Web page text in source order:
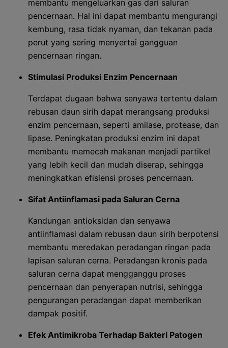
membantu mengeluarkan gas dari saluran
pencernaan. Hal ini dapat membantu mengurangi
kembung, rasa tidak nyaman, dan tekanan pada
perut yang sering menyertai gangguan
pencernaan ringan.
Stimulasi Produksi Enzim Pencernaan
Terdapat dugaan bahwa senyawa tertentu dalam
rebusan daun sirih dapat merangsang produksi
enzim pencernaan, seperti amilase, protease, dan
lipase. Peningkatan produksi enzim ini dapat
membantu memecah makanan menjadi partikel
yang lebih kecil dan mudah diserap, sehingga
meningkatkan efisiensi proses pencernaan.
Sifat Antiinflamasi pada Saluran Cerna
Kandungan antioksidan dan senyawa
antiinflamasi dalam rebusan daun sirih berpotensi
membantu meredakan peradangan ringan pada
lapisan saluran cerna. Peradangan kronis pada
saluran cerna dapat mengganggu proses
pencernaan dan penyerapan nutrisi, sehingga
pengurangan peradangan dapat memberikan
dampak positif.
Efek Antimikroba Terhadap Bakteri Patogen